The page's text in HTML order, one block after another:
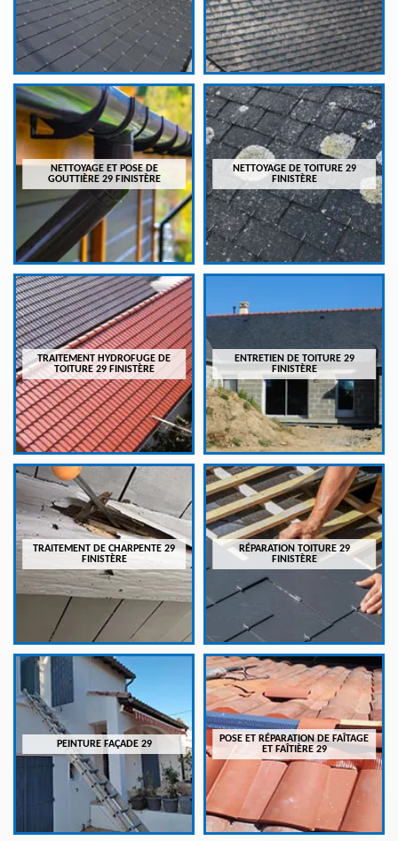
NETTOYAGE ET POSE DE
GOUTTIÈRE 29 FINISTÈRE
NETTOYAGE DE TOITURE 29
FINISTÈRE
TRAITEMENT HYDROFUGE DE
TOITURE 29 FINISTÈRE
ENTRETIEN DE TOITURE 29
FINISTÈRE
TRAITEMENT DE CHARPENTE 29
FINISTÈRE
RÉPARATION TOITURE 29
FINISTÈRE
PEINTURE FAÇADE 29
POSE ET RÉPARATION DE FAÎTAGE
ET FAÎTIÈRE 29